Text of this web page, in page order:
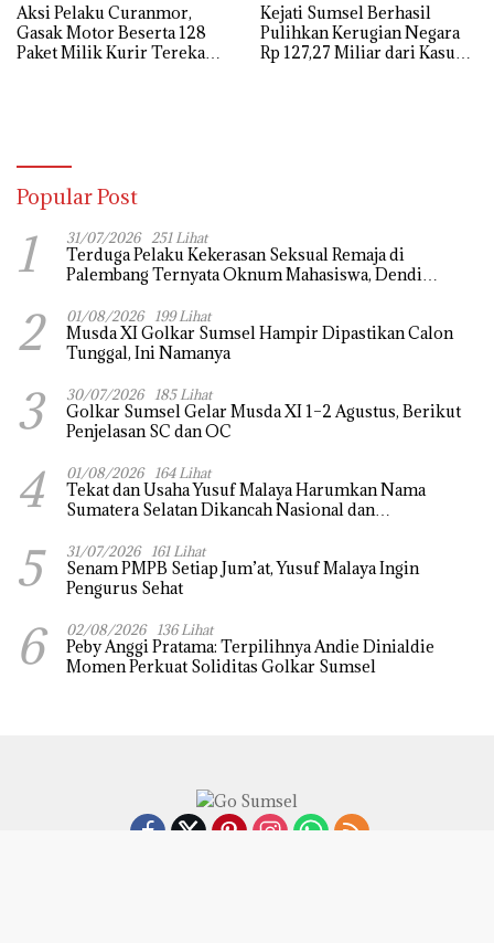
Aksi Pelaku Curanmor,
Gasak Motor Beserta 128
Paket Milik Kurir Terekam
Kejati Sumsel Berhasil
Pulihkan Kerugian Negara
Rp 127,27 Miliar dari Kasus
Popular Post
1 31/07/2026 251 Lihat
Terduga Pelaku Kekerasan Seksual Remaja di
Palembang Ternyata Oknum Mahasiswa, Dendi
2 01/08/2026 199 Lihat
Musda XI Golkar Sumsel Hampir Dipastikan Calon
Tunggal, Ini Namanya
3 30/07/2026 185 Lihat
Golkar Sumsel Gelar Musda XI 1–2 Agustus, Berikut
Penjelasan SC dan OC
4 01/08/2026 164 Lihat
Tekat dan Usaha Yusuf Malaya Harumkan Nama
Sumatera Selatan Dikancah Nasional dan
5 31/07/2026 161 Lihat
Senam PMPB Setiap Jum’at, Yusuf Malaya Ingin
Pengurus Sehat
6 02/08/2026 136 Lihat
Peby Anggi Pratama: Terpilihnya Andie Dinialdie
Momen Perkuat Soliditas Golkar Sumsel